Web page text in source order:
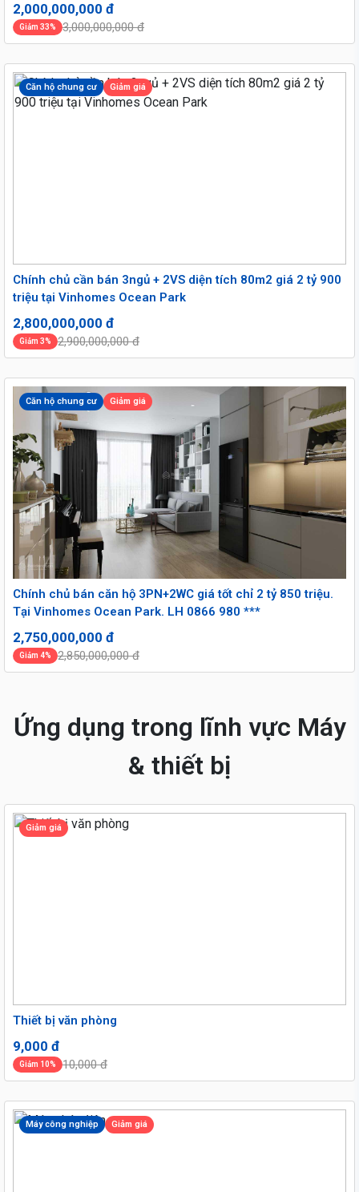
2,000,000,000 đ
Giảm 33% 3,000,000,000 đ
Căn hộ chung cư Giảm giá
Chính chủ cần bán 3ngủ + 2VS diện tích 80m2 giá 2 tỷ 900
triệu tại Vinhomes Ocean Park
2,800,000,000 đ
Giảm 3% 2,900,000,000 đ
Căn hộ chung cư Giảm giá
Chính chủ bán căn hộ 3PN+2WC giá tốt chỉ 2 tỷ 850 triệu.
Tại Vinhomes Ocean Park. LH 0866 980 ***
2,750,000,000 đ
Giảm 4% 2,850,000,000 đ
Ứng dụng trong lĩnh vực Máy
& thiết bị
Giảm giá
Thiết bị văn phòng
9,000 đ
Giảm 10% 10,000 đ
Máy công nghiệp Giảm giá